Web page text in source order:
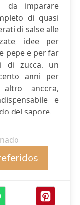
da imparare
di quasi
di salse alle
idee per
pepe e per far
di zucca, un
anni per
ancora,
e
del sapore.